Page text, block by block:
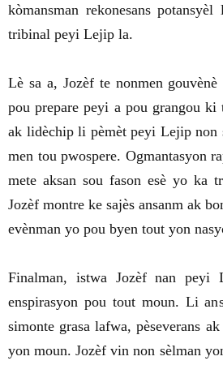
kòmansman rekonesans
tribinal peyi Lejip la.
Lè sa a, Jozèf te nonmen
pou prepare peyi a pou grangou
ak lidèchip li pèmèt peyi Lejip non
men tou pwospere. Ogmantasyon
mete aksan sou fason esè yo ka
Jozèf montre ke sajès ansanm ak
evènman yo pou byen tout yon
Finalman, istwa Jozèf nan peyi
enspirasyon pou tout moun. Li
simonte grasa lafwa, pèseverans
yon moun. Jozèf vin non sèlman